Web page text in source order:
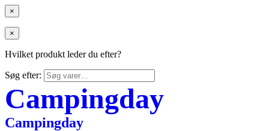
×
×
Hvilket produkt leder du efter?
Søg efter:
Campingday
Campingday